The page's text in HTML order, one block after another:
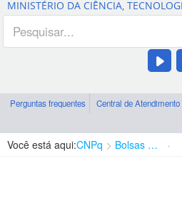
MINISTÉRIO DA CIÊNCIA,
Perguntas frequentes Central de Atendimento
Você está aqui:CNPq Bolsas e Auxílios Vigentes